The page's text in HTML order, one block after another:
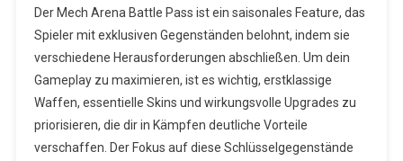
Arena
Battle
Pass:
Beste
Gegenstände,
Priorität
Der Mech Arena Battle Pass ist ein saisonales Feature, das
Spieler mit exklusiven Gegenständen belohnt, indem sie
verschiedene Herausforderungen abschließen. Um dein
Gameplay zu maximieren, ist es wichtig, erstklassige
Waffen, essentielle Skins und wirkungsvolle Upgrades zu
priorisieren, die dir in Kämpfen deutliche Vorteile
verschaffen. Der Fokus auf diese Schlüsselgegenstände